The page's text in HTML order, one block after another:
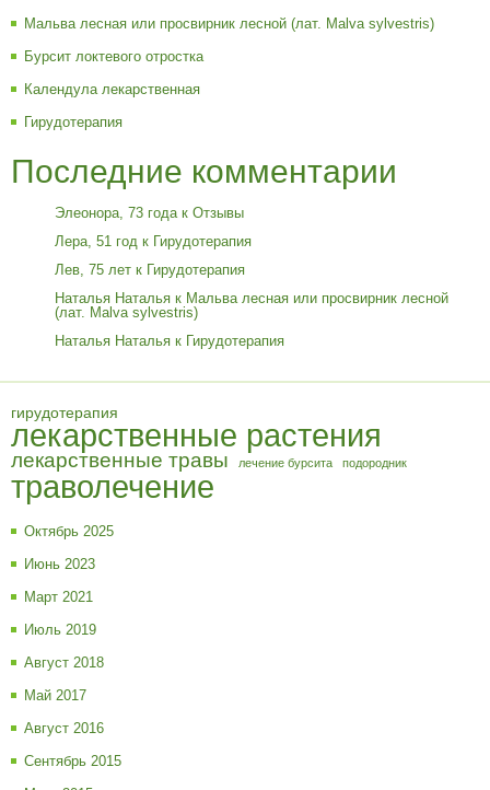
Мальва лесная или просвирник лесной (лат. Malva sylvestris)
Бурсит локтевого отростка
Календула лекарственная
Гирудотерапия
Последние комментарии
Элеонора, 73 года к Отзывы
Лера, 51 год к Гирудотерапия
Лев, 75 лет к Гирудотерапия
Наталья Наталья к Мальва лесная или просвирник лесной
(лат. Malva sylvestris)
Наталья Наталья к Гирудотерапия
гирудотерапия
лекарственные растения
лекарственные травы лечение бурсита подородник
траволечение
Октябрь 2025
Июнь 2023
Март 2021
Июль 2019
Август 2018
Май 2017
Август 2016
Сентябрь 2015